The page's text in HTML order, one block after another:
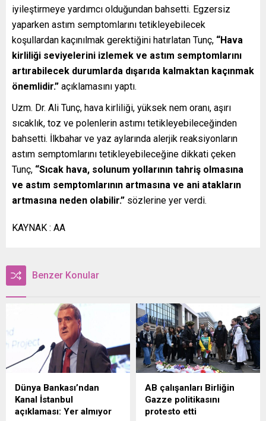
iyileştirmeye yardımcı olduğundan bahsetti. Egzersiz
yaparken astım semptomlarını tetikleyebilecek
koşullardan kaçınılmak gerektiğini hatırlatan Tunç, “Hava
kirliliği seviyelerini izlemek ve astım semptomlarını
artırabilecek durumlarda dışarıda kalmaktan kaçınmak
önemlidir.” açıklamasını yaptı.
Uzm. Dr. Ali Tunç, hava kirliliği, yüksek nem oranı, aşırı
sıcaklık, toz ve polenlerin astımı tetikleyebileceğinden
bahsetti. İlkbahar ve yaz aylarında alerjik reaksiyonların
astım semptomlarını tetikleyebileceğine dikkati çeken
Tunç, “Sıcak hava, solunum yollarının tahriş olmasına
ve astım semptomlarının artmasına ve ani atakların
artmasına neden olabilir.” sözlerine yer verdi.
KAYNAK : AA
Benzer Konular
Dünya Bankası’ndan
Kanal İstanbul
açıklaması: Yer almıyor
AB çalışanları Birliğin
Gazze politikasını
protesto etti